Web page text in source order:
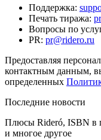
Поддержка:
Печать тиража:
Вопросы по
PR: pr@ridero.ru
Предоставляя
контактным данным,
определенных
Последние новости
Плюсы Rideró, ISBN в
и многое другое